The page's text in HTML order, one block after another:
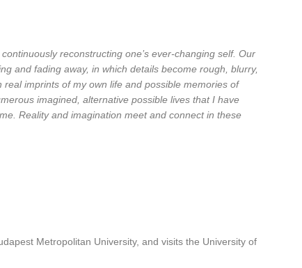
reconstructing one’s ever-changing self. Our
and fading away, in which details become rough, blurry,
imprints of my own life and possible memories of
imagined, alternative possible lives that I have
Reality and imagination meet and connect in these
Metropolitan University, and visits the University of